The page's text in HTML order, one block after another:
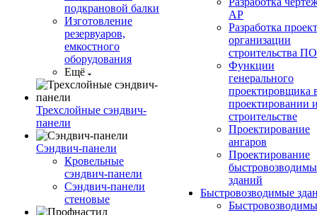
подкрановой балки
Изготовление
резервуаров,
емкостного
оборудования
Ещё
Трехслойные сэндвич-
панели
Сэндвич-панели
Кровельные
сэндвич-панели
Сэндвич-панели
стеновые
АР
Разработка
организации
строительства
Функции
генерального
проектировщика
проектировании
строительстве
Проектирование
ангаров
Проектирование
зданий
Быстровозводимые